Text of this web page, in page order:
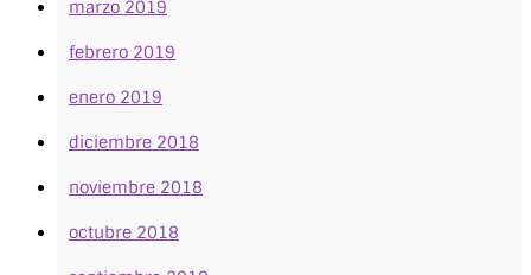
marzo 2019
febrero 2019
enero 2019
diciembre 2018
noviembre 2018
octubre 2018